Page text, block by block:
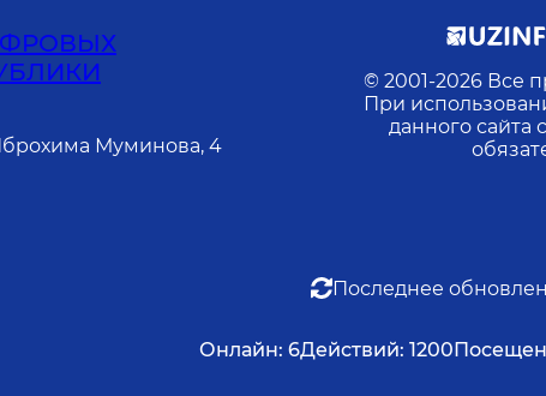
Муминова, 4
© 2001-2026 Все
При
данного сайта
Последнее
Онлайн: 6Действий: 1200